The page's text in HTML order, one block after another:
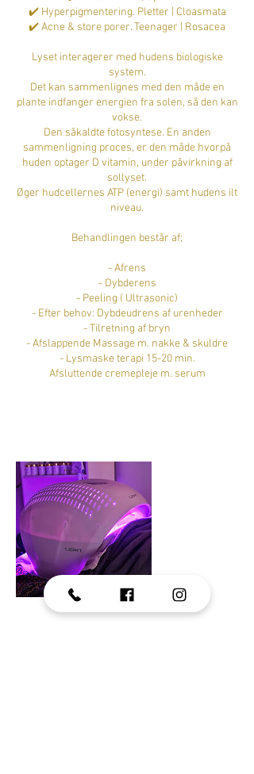
✔️ Hyperpigmentering. Pletter | Cloasmata
✔️ Acne & store porer. Teenager | Rosacea
Lyset interagerer med hudens biologiske
system.
Det kan sammenlignes med den måde en
plante indfanger energien fra solen, så den kan
vokse.
Den såkaldte fotosyntese. En anden
sammenligning proces, er den måde hvorpå
huden optager D vitamin, under påvirkning af
sollyset.
Øger hudcellernes ATP (energi) samt hudens ilt
niveau.
Behandlingen består af;
- Afrens
- Dybderens
- Peeling ( Ultrasonic)
- Efter behov: Dybdeudrens af urenheder
- Tilretning af bryn
- Afslappende Massage m. nakke & skuldre
- Lysmaske terapi 15-20 min.
Afsluttende cremepleje m. serum